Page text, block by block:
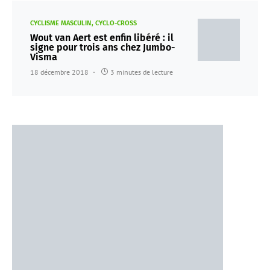
CYCLISME MASCULIN CYCLO-CROSS
Wout van Aert est enfin libéré : il
signe pour trois ans chez Jumbo-
Visma
18 décembre 2018 3 minutes de lecture